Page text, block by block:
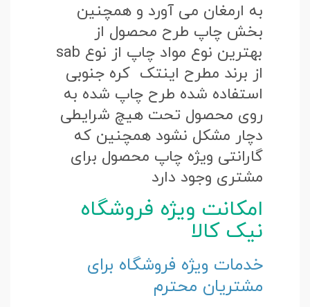
به ارمغان می آورد و همچنین
بخش چاپ طرح محصول از
بهترین نوع مواد چاپ از نوع sab
از برند مطرح اینتک کره جنوبی
استفاده شده طرح چاپ شده به
روی محصول تحت هیچ شرایطی
دچار مشکل نشود همچنین که
گارانتی ویژه چاپ محصول برای
مشتری وجود دارد
امکانت ویژه فروشگاه
نیک کالا
خدمات ویژه فروشگاه برای
مشتریان محترم